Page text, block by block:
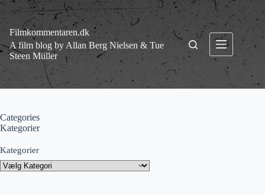
Fortsæt
indhold
Filmkommentaren.dk
A film blog by Allan Berg Nielsen & Tue
Steen Müller
Categories
Kategorier
Kategorier